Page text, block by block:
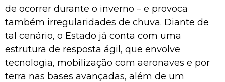
de ocorrer durante o inverno – e provoca
também irregularidades de chuva. Diante de
tal cenário, o Estado já conta com uma
estrutura de resposta ágil, que envolve
tecnologia, mobilização com aeronaves e por
terra nas bases avançadas, além de um